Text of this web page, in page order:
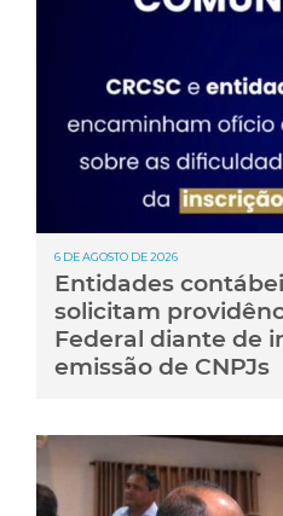
6 DE AGOSTO DE 2026
Entidades
solicitam
Federal diante de
emissão de CNPJs